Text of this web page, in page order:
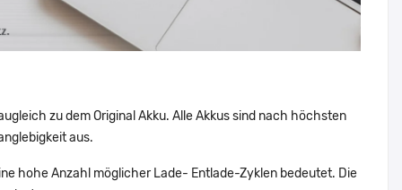
zu dem Original Akku. Alle Akkus sind nach höchsten
aus.
hohe Anzahl möglicher Lade- Entlade-Zyklen bedeutet. Die